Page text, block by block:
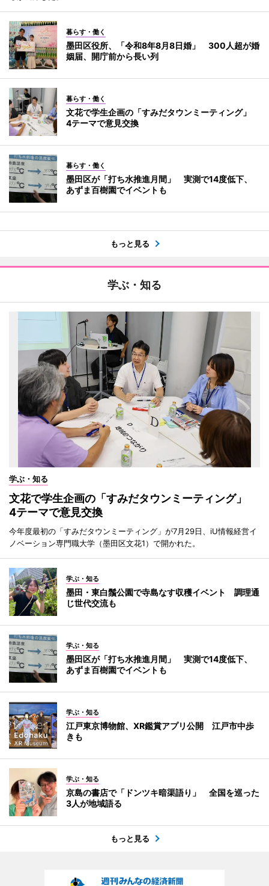
暮らす・働く
墨田区役所、「令和8年8月8日婚」 300人超が婚
姻届、開庁前から長い列
暮らす・働く
文花で学生企画の「すみだタウンミーティング」
4テーマで意見交換
暮らす・働く
墨田区が「打ち水推進月間」 実測で14度低下、
あずま百樹園でイベントも
もっと見る
学ぶ・知る
学ぶ・知る
文花で学生企画の「すみだタウンミーティング」
4テーマで意見交換
今年度最初の「すみだタウンミーティング」が7月29日、iU情報経営イ
ノベーション専門職大学（墨田区文花1）で開かれた。
学ぶ・知る
墨田・東白鬚公園で寺島なす収穫イベント 調理通
じ世代交流も
学ぶ・知る
墨田区が「打ち水推進月間」 実測で14度低下、
あずま百樹園でイベントも
学ぶ・知る
江戸東京博物館、XR鑑賞アプリ公開 江戸市中歩
きも
学ぶ・知る
京島の書店で「ドンツキ暗渠語り」 全国を巡った
3人が地域語る
もっと見る